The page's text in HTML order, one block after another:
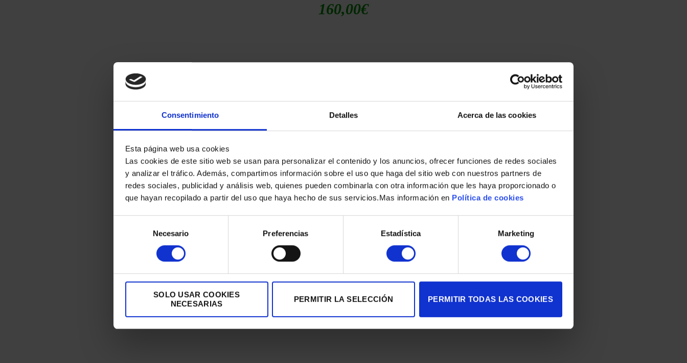
Consentimiento Detalles Acerca de las cookies
Esta página web usa cookies
Las cookies de este sitio web se usan para personalizar el contenido y los anuncios, ofrecer funciones de redes sociales
y analizar el tráfico. Además, compartimos información sobre el uso que haga del sitio web con nuestros partners de
redes sociales, publicidad y análisis web, quienes pueden combinarla con otra información que les haya proporcionado o
que hayan recopilado a partir del uso que haya hecho de sus servicios.Mas información en Política de cookies
consentimiento
Necesario Preferencias Estadística Marketing
SOLO USAR COOKIES
NECESARIAS
PERMITIR LA SELECCIÓN PERMITIR TODAS LAS COOKIES
160,00€
149,00€